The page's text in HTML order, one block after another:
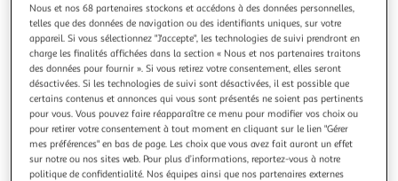
RICO DESIGN
Peinture Art Acrylic Set classique
Peinture Art Acrylic Set altique Quantite: 6 tubes.
En savoir +
Vendu par Multishop
Nous et nos 68 partenaires stockons et accédons à des données personnelles,
telles que des données de navigation ou des identifiants uniques, sur votre
appareil. Si vous sélectionnez "J'accepte", les technologies de suivi prendront en
charge les finalités affichées dans la section « Nous et nos partenaires traitons
des données pour fournir ». Si vous retirez votre consentement, elles seront
désactivées. Si les technologies de suivi sont désactivées, il est possible que
certains contenus et annonces qui vous sont présentés ne soient pas pertinents
pour vous. Vous pouvez faire réapparaître ce menu pour modifier vos choix ou
pour retirer votre consentement à tout moment en cliquant sur le lien "Gérer
mes préférences" en bas de page. Les choix que vous avez fait auront un effet
sur notre ou nos sites web. Pour plus d’informations, reportez-vous à notre
politique de confidentialité. Nos équipes ainsi que nos partenaires externes